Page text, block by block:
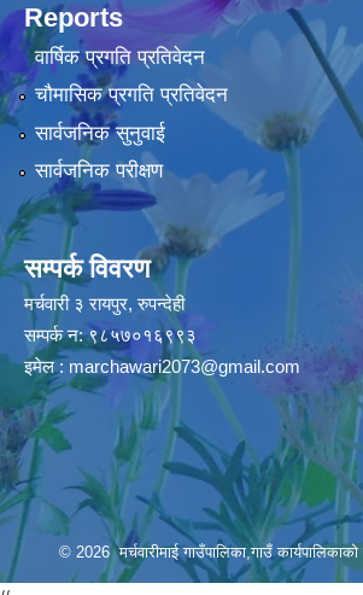
Reports
वार्षिक प्रगति प्रतिवेदन
चौमासिक प्रगति प्रतिवेदन
सार्वजनिक सुनुवाई
सार्वजनिक परीक्षण
सम्पर्क विवरण
मर्चवारी ३ रायपुर, रुपन्देही
सम्पर्क न: ९८५७०१६९९३
इमेल : marchawari2073@gmail.com
© 2026 मर्चवारीमाई गाउँपालिका,गाउँ